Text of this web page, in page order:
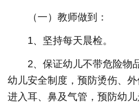
（一）教师做到：
1、坚持每天晨检。
2、保证幼儿不带危险物
幼儿安全制度，预防烫伤、
进入耳、鼻及气管，预防幼儿